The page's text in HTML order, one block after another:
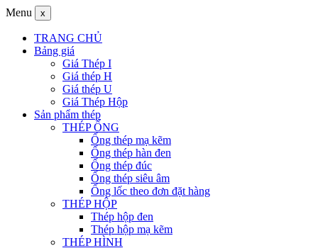
Menu x
TRANG CHỦ
Bảng giá
Giá Thép I
Giá thép H
Giá thép U
Giá Thép Hộp
Sản phẩm thép
THÉP ỐNG
Ống thép mạ kẽm
Ống thép hàn đen
Ống thép đúc
Ống thép siêu âm
Ống lốc theo đơn đặt hàng
THÉP HỘP
Thép hộp đen
Thép hộp mạ kẽm
THÉP HÌNH